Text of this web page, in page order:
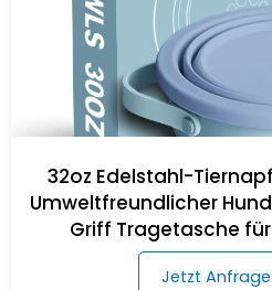
32oz Edelstahl-
Umweltfreundlicher
Griff Tragetasche
Jetzt